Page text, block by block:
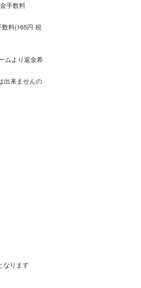
手数料
料(165円 税
ムより返金希
出来ませんの
なります